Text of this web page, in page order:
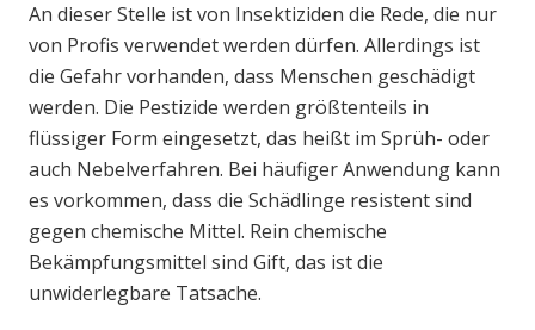
An dieser Stelle ist von Insektiziden die Rede, die nur
von Profis verwendet werden dürfen. Allerdings ist
die Gefahr vorhanden, dass Menschen geschädigt
werden. Die Pestizide werden größtenteils in
flüssiger Form eingesetzt, das heißt im Sprüh- oder
auch Nebelverfahren. Bei häufiger Anwendung kann
es vorkommen, dass die Schädlinge resistent sind
gegen chemische Mittel. Rein chemische
Bekämpfungsmittel sind Gift, das ist die
unwiderlegbare Tatsache.